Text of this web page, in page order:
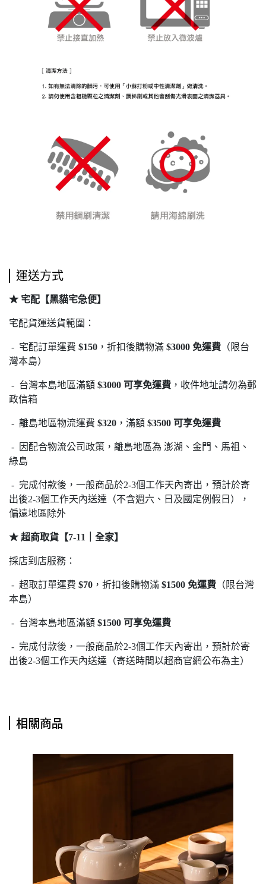
運送方式
★ 宅配【黑貓宅急便】
宅配貨運送貨範圍：
- 宅配訂單運費 $150 ，折扣後購物滿 $3000 免運費 （限台
灣本島）
- 台灣本島地區滿額 $3000 可享免運費 ，收件地址請勿為郵
政信箱
- 離島地區物流運費 $320 ，滿額 $3500 可享免運費
- 因配合物流公司政策，離島地區為 澎湖、金門、馬祖、
綠島
- 完成付款後，一般商品於2-3個工作天內寄出，預計於寄
出後2-3個工作天內送達（不含週六、日及國定例假日），
偏遠地區除外
★ 超商取貨【7-11｜全家】
採店到店服務：
- 超取訂單運費 $70 ，折扣後購物滿 $1500 免運費 （限台灣
本島）
- 台灣本島地區滿額 $1500 可享免運費
- 完成付款後，一般商品於2-3個工作天內寄出，預計於寄
出後2-3個工作天內送達（寄送時間以超商官網公布為主）
相關商品